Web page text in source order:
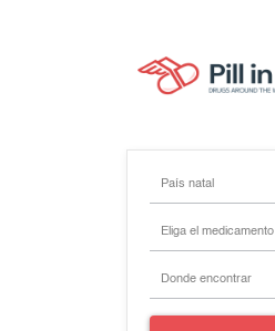
País natal
Eliga el medicamento
Donde encontrar